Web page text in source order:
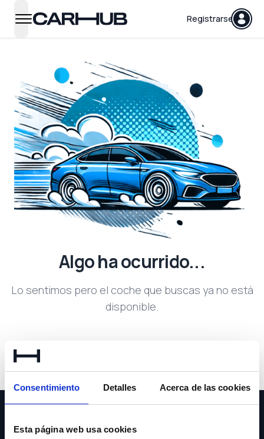
Consentimiento Detalles Acerca de las cookies
Esta página web usa cookies
open navigation menu
Carhub Registrarse
Algo ha ocurrido...
Lo sentimos pero el coche que buscas ya no está
disponible.